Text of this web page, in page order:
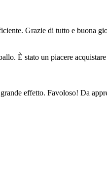
Grazie di tutto e buona
È stato un piacere
effetto. Favoloso! Da